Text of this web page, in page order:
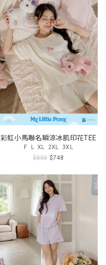
彩虹小馬聯名瞬涼冰肌印花TEE
F L XL 2XL 3XL
$850 $748